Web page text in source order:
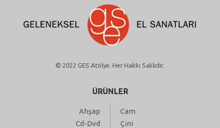
© 2022 GES Atölye. Her Hakkı Saklıdır.
ÜRÜNLER
Ahşap
Cam
Cd-Dvd
Çini